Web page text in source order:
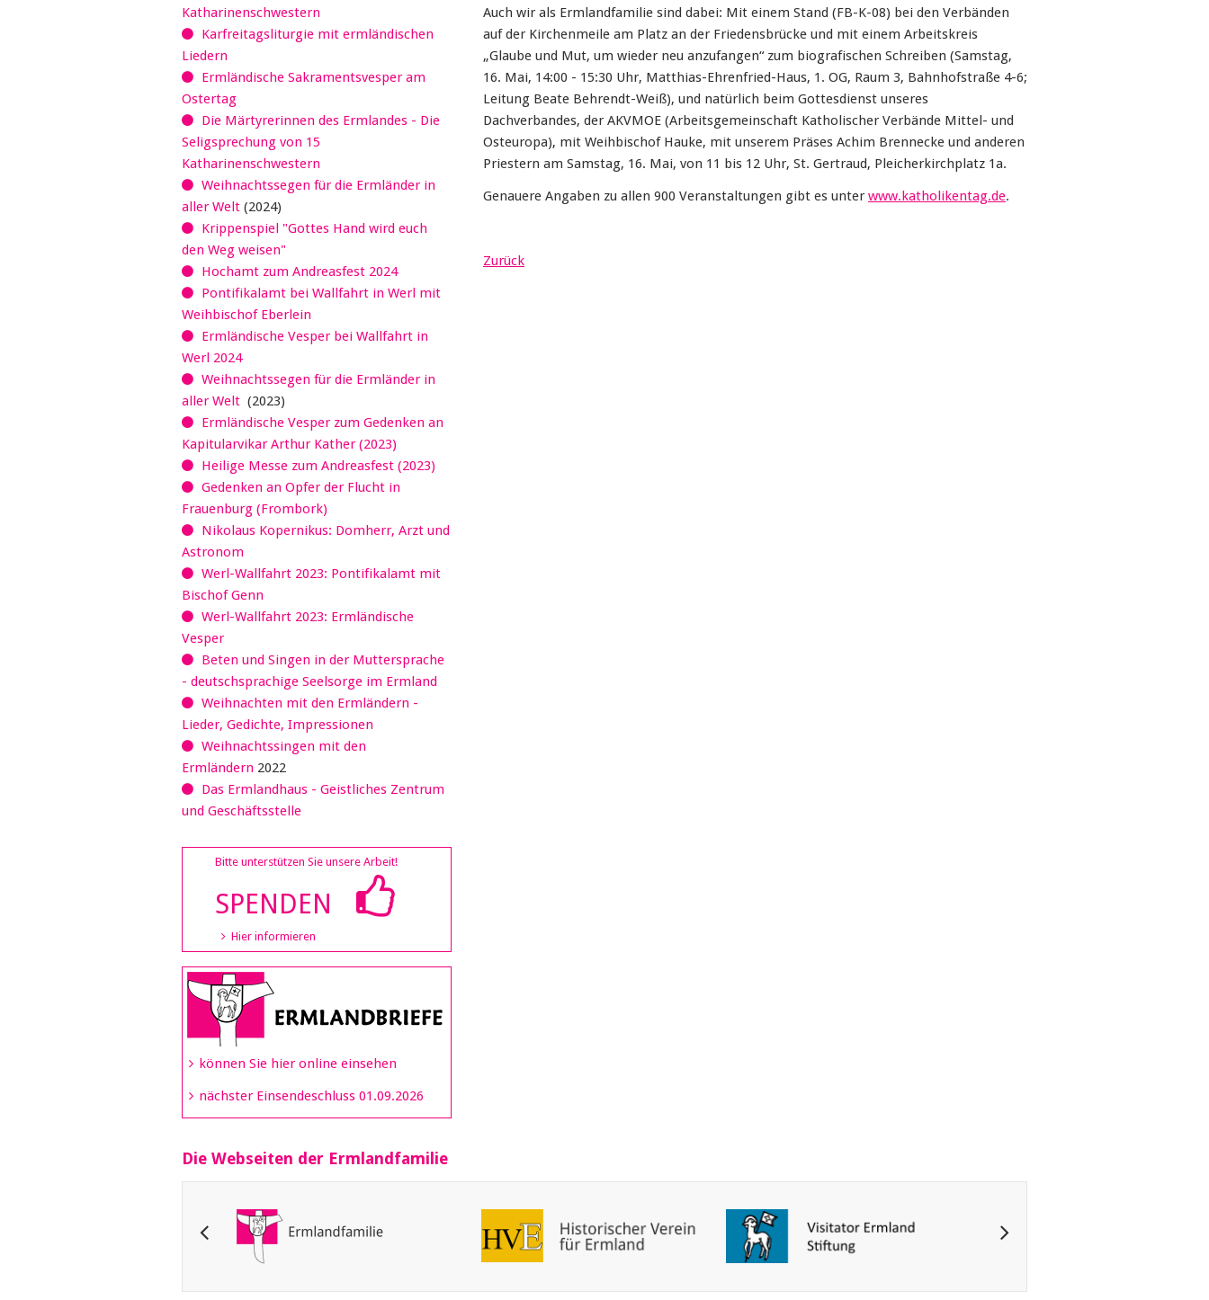
Auch wir als Ermlandfamilie sind dabei: Mit einem Stand (FB-K-08) bei den Verbänden
auf der Kirchenmeile am Platz an der Friedensbrücke und mit einem Arbeitskreis
„Glaube und Mut, um wieder neu anzufangen“ zum biografischen Schreiben (Samstag,
16. Mai, 14:00 - 15:30 Uhr, Matthias-Ehrenfried-Haus, 1. OG, Raum 3, Bahnhofstraße 4-6;
Leitung Beate Behrendt-Weiß), und natürlich beim Gottesdienst unseres
Dachverbandes, der AKVMOE (Arbeitsgemeinschaft Katholischer Verbände Mittel- und
Osteuropa), mit Weihbischof Hauke, mit unserem Präses Achim Brennecke und anderen
Priestern am Samstag, 16. Mai, von 11 bis 12 Uhr, St. Gertraud, Pleicherkirchplatz 1a.
Genauere Angaben zu allen 900 Veranstaltungen gibt es unter www.katholikentag.de.
Zurück
Katharinenschwestern
Karfreitagsliturgie mit ermländischen
Liedern
Ermländische Sakramentsvesper am
Ostertag
Die Märtyrerinnen des Ermlandes - Die
Seligsprechung von 15
Katharinenschwestern
Weihnachtssegen für die Ermländer in
aller Welt (2024)
Krippenspiel "Gottes Hand wird euch
den Weg weisen"
Hochamt zum Andreasfest 2024
Pontifikalamt bei Wallfahrt in Werl mit
Weihbischof Eberlein
Ermländische Vesper bei Wallfahrt in
Werl 2024
Weihnachtssegen für die Ermländer in
aller Welt (2023)
Ermländische Vesper zum Gedenken an
Kapitularvikar Arthur Kather (2023)
Heilige Messe zum Andreasfest (2023)
Gedenken an Opfer der Flucht in
Frauenburg (Frombork)
Nikolaus Kopernikus: Domherr, Arzt und
Astronom
Werl-Wallfahrt 2023: Pontifikalamt mit
Bischof Genn
Werl-Wallfahrt 2023: Ermländische
Vesper
Beten und Singen in der Muttersprache
- deutschsprachige Seelsorge im Ermland
Weihnachten mit den Ermländern -
Lieder, Gedichte, Impressionen
Weihnachtssingen mit den
Ermländern 2022
Das Ermlandhaus - Geistliches Zentrum
und Geschäftsstelle
Bitte unterstützen Sie unsere Arbeit!
SPENDEN
Hier informieren
können Sie hier online einsehen
nächster Einsendeschluss 01.09.2026
Die Webseiten der Ermlandfamilie